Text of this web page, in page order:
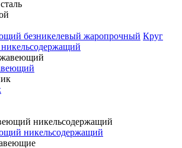
безникелевый жаропрочный Круг
никельсодержащий